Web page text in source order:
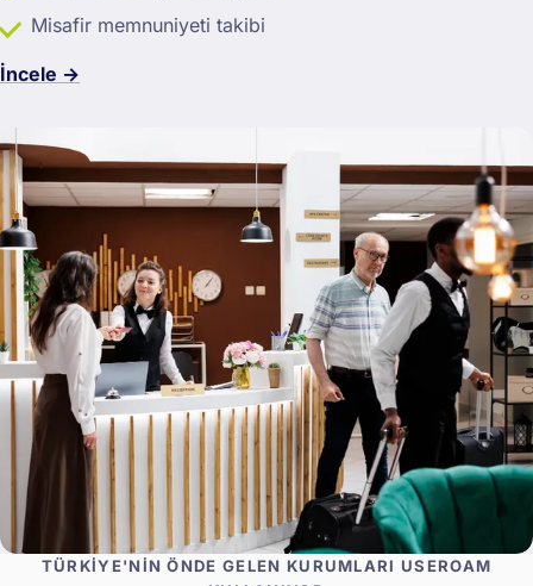
Misafir memnuniyeti takibi
İncele →
TÜRKIYE'NIN ÖNDE GELEN KURUMLARI USEROAM